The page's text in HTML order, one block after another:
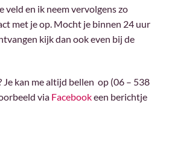
veld en ik neem vervolgens zo
met je op. Mocht je binnen 24 uur
kijk dan ook even bij de
Je kan me altijd bellen op (06 – 538
via Facebookeen berichtje